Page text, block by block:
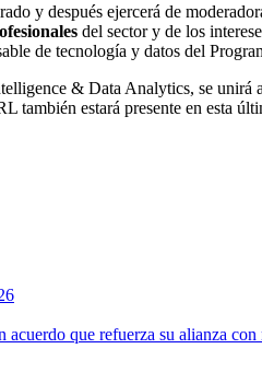
y después ejercerá de
del sector y de los
de tecnología y datos del
& Data Analytics, se unirá
estará presente en esta
que refuerza su alianza con